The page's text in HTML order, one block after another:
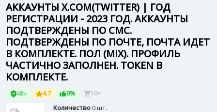
АККАУНТЫ X.COM(TWITTER) | ГОД
РЕГИСТРАЦИИ - 2023 ГОД. АККАУНТЫ
ПОДТВЕРЖДЕНЫ ПО СМС.
ПОДТВЕРЖДЕНЫ ПО ПОЧТЕ, ПОЧТА ИДЕТ
В КОМПЛЕКТЕ. ПОЛ (MIX). ПРОФИЛЬ
ЧАСТИЧНО ЗАПОЛНЕН. TOKEN В
КОМПЛЕКТЕ.
48ч 4.7 0% 10+
Количество0 шт.